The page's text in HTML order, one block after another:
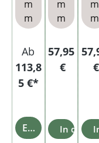
n
m
m
Ab
113,8
5 €*
Einzelheiten
m
m
Regulärer
57,95
€
In den
m
m
€